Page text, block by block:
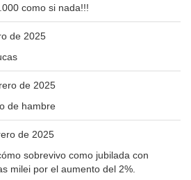
como si nada!!!
de 2025
de 2025
de hambre
de 2025
sobrevivo como jubilada con
milei por el aumento del 2%.